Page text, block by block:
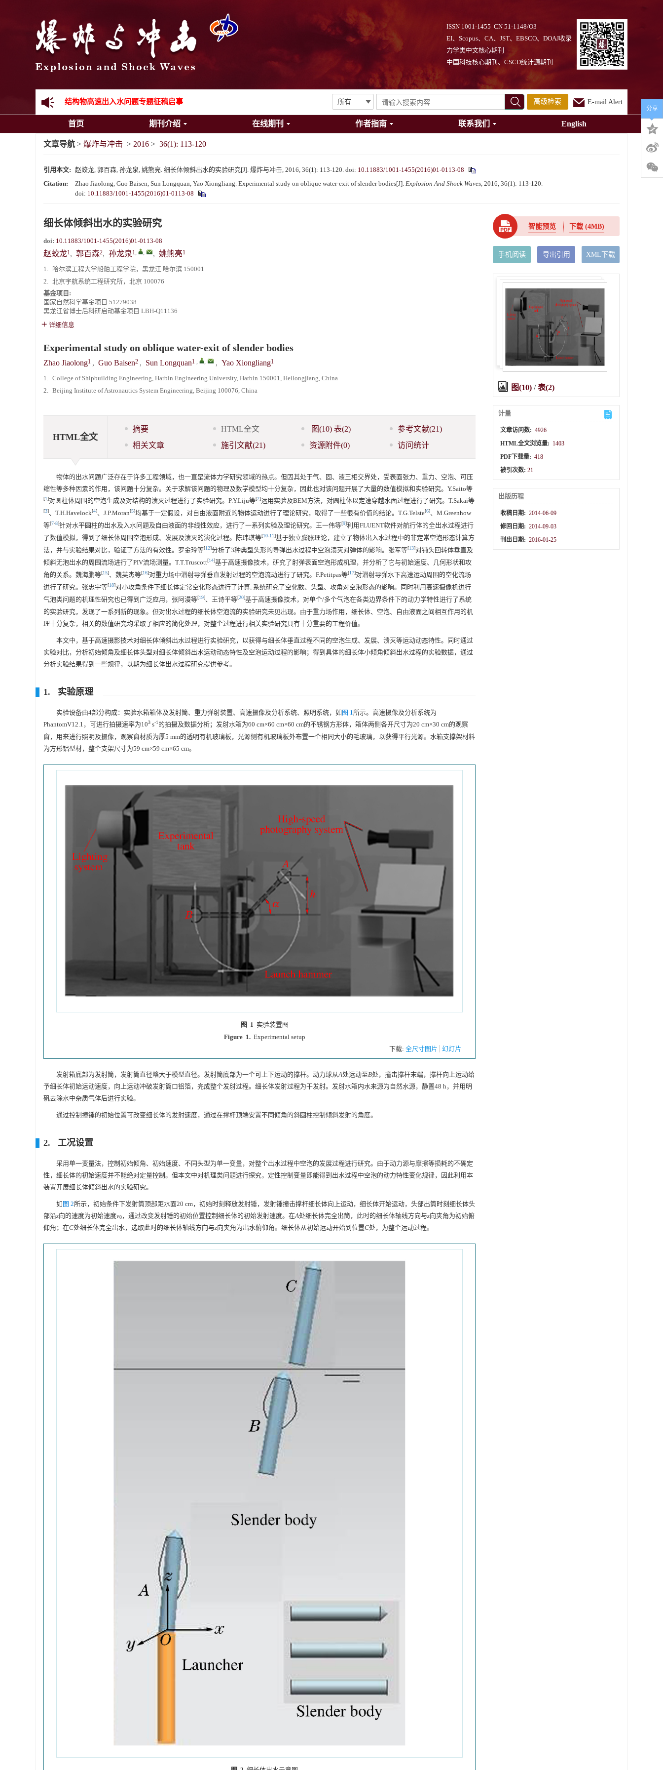
ISSN 1001-1455 CN 51-1148/O3
EI、Scopus、CA、JST、EBSCO、DOAJ收录
力学类中文核心期刊
中国科技核心期刊、CSCD统计源期刊
《爆炸与冲击》2025年度优秀名单
先进载运装备机械冲击失效与防护专题征稿启事
结构物高速出入水问题专题征稿启事
《爆炸与冲击》第一届青年编委入选人员名单
高级检索 E-mail Alert
首页 期刊介绍 在线期刊 作者指南 联系我们 English
文章导航 > 爆炸与冲击 > 2016 > 36(1): 113-120
引用本文: 赵蛟龙, 郭百森, 孙龙泉, 姚熊亮. 细长体倾斜出水的实验研究[J]. 爆炸与冲击, 2016, 36(1): 113-120. doi: 10.11883/1001-1455(2016)01-0113-08
Citation:
Zhao Jiaolong, Guo Baisen, Sun Longquan, Yao Xiongliang. Experimental study on oblique water-exit of slender bodies[J]. Explosion And Shock Waves, 2016, 36(1): 113-120.
doi: 10.11883/1001-1455(2016)01-0113-08
细长体倾斜出水的实验研究
doi: 10.11883/1001-1455(2016)01-0113-08
赵蛟龙1, 郭百森2, 孙龙泉 1, , , 姚熊亮1
1. 哈尔滨工程大学船舶工程学院，黑龙江 哈尔滨 150001
2. 北京宇航系统工程研究所，北京 100076
基金项目:
国家自然科学基金项目 51279038
黑龙江省博士后科研启动基金项目 LBH-Q11136
详细信息
Experimental study on oblique water-exit of slender bodies
Zhao Jiaolong1 , Guo Baisen2 , Sun Longquan1 , , , Yao Xiongliang1
1. College of Shipbuilding Engineering, Harbin Engineering University, Harbin 150001, Heilongjiang, China
2. Beijing Institute of Astronautics System Engineering, Beijing 100076, China
HTML全文
摘要 HTML全文 图(10) 表(2) 参考文献(21)
相关文章
施引文献(21) 资源附件(0) 访问统计
物体的出水问题广泛存在于许多工程领域，也一直是流体力学研究领域的热点。但因其处于气、固、液三相交界处，受表面张力、重力、空泡、可压
缩性等多种因素的作用，该问题十分复杂。关于求解该问题的物理及数学模型均十分复杂，因此也对该问题开展了大量的数值模拟和实验研究。Y.Saito等
[1]对圆柱体周围的空泡生成及对结构的溃灭过程进行了实验研究。P.Y.Liju等[2]运用实验及BEM方法，对圆柱体以定速穿越水面过程进行了研究。T.Sakai等
[3]、T.H.Havelock[4]、J.P.Moran[5]均基于一定假设，对自由液面附近的物体运动进行了理论研究，取得了一些很有价值的结论。T.G.Telste[6]、M.Greenhow
等[7-8]针对水平圆柱的出水及入水问题及自由液面的非线性效应，进行了一系列实验及理论研究。王一伟等[9]利用FLUENT软件对航行体的全出水过程进行
了数值模拟，得到了细长体周围空泡形成、发展及溃灭的演化过程。陈玮琪等[10-11]基于独立膨胀理论，建立了物体出入水过程中的非定常空泡形态计算方
法，并与实验结果对比，验证了方法的有效性。罗金玲等[12]分析了3种典型头形的导弹出水过程中空泡溃灭对弹体的影响。张军等[13]对钝头回转体垂直及
倾斜无泡出水的周围流场进行了PIV流场测量。T.T.Truscott[14]基于高速摄像技术，研究了射弹表面空泡形成机理，并分析了它与初始速度、几何形状和攻
角的关系。魏海鹏等[15]、魏英杰等[16]对重力场中潜射导弹垂直发射过程的空泡流动进行了研究。F.Petitpas等[17]对潜射导弹水下高速运动周围的空化流场
进行了研究。张忠宇等[18]对小攻角条件下细长体定常空化形态进行了计算, 系统研究了空化数、头型、攻角对空泡形态的影响。同时利用高速摄像机进行
气泡类问题的机理性研究也已得到广泛应用，张阿漫等[19]、王诗平等[20]基于高速摄像技术，对单个/多个气泡在各类边界条件下的动力学特性进行了系统
的实验研究，发现了一系列新的现象。但对出水过程的细长体空泡流的实验研究未见出现。由于重力场作用，细长体、空泡、自由液面之间相互作用的机
理十分复杂，相关的数值研究均采取了相应的简化处理，对整个过程进行相关实验研究具有十分重要的工程价值。
本文中，基于高速摄影技术对细长体倾斜出水过程进行实验研究，以获得与细长体垂直过程不同的空泡生成、发展、溃灭等运动动态特性。同时通过
实验对比，分析初始倾角及细长体头型对细长体倾斜出水运动动态特性及空泡运动过程的影响；得到具体的细长体小倾角倾斜出水过程的实验数据，通过
分析实验结果得到一些规律，以期为细长体出水过程研究提供参考。
1. 实验原理
实验设备由4部分构成：实验水箱箱体及发射筒、重力弹射装置、高速摄像及分析系统、照明系统，如 图 1所示。高速摄像及分析系统为
PhantomV12.1，可进行拍摄速率为103 s-1 的拍摄及数据分析；发射水箱为60 cm×60 cm×60 cm的不锈钢方形体，箱体两侧各开尺寸为20 cm×30 cm的观察
窗，用来进行照明及摄像，观察窗材质为厚5 mm的透明有机玻璃板，光源侧有机玻璃板外布置一个相同大小的毛玻璃，以获得平行光源。水箱支撑架材料
为方形铝型材，整个支架尺寸为59 cm×59 cm×65 cm。
图 1 实验装置图
Figure 1. Experimental setup
下载: 全尺寸图片 幻灯片
发射箱底部为发射筒，发射筒直径略大于模型直径。发射筒底部为一个可上下运动的撑杆。动力球从A处运动至B处，撞击撑杆末端，撑杆向上运动给
予细长体初始运动速度，向上运动冲破发射筒口铝箔，完成整个发射过程。细长体发射过程为干发射。发射水箱内水来源为自然水源，静置48 h，并用明
矾去除水中杂质气体后进行实验。
通过控制撞锤的初始位置可改变细长体的发射速度，通过在撑杆顶端安置不同倾角的斜圆柱控制倾斜发射的角度。
2. 工况设置
采用单一变量法，控制初始倾角、初始速度、不同头型为单一变量，对整个出水过程中空泡的发展过程进行研究。由于动力源与摩擦等损耗的不确定
性，细长体的初始速度并不能绝对定量控制。但本文中对机理类问题进行探究，定性控制变量即能得到出水过程中空泡的动力特性变化规律，因此利用本
装置开展细长体倾斜出水的实验研究。
如图 2所示，初始条件下发射筒顶部距水面20 cm，初始时刻释放发射锤，发射锤撞击撑杆细长体向上运动，细长体开始运动，头部出筒时刻细长体头
部沿z向的速度为初始速度v0，通过改变发射锤的初始位置控制细长体的初始发射速度。在A处细长体完全出筒，此时的细长体轴线方向与z向夹角为初始俯
仰角；在C处细长体完全出水，选取此时的细长体轴线方向与z向夹角为出水俯仰角。细长体从初始运动开始到位置C处，为整个运动过程。
智能预览 下载(4MB)
手机阅读 导出引用 XML下载
图(10) /表(2)
计量
文章访问数: 4926
HTML全文浏览量: 1403
PDF下载量: 418
被引次数:21
出版历程
收稿日期: 2014-06-09
修回日期: 2014-09-03
刊出日期: 2016-01-25
分享